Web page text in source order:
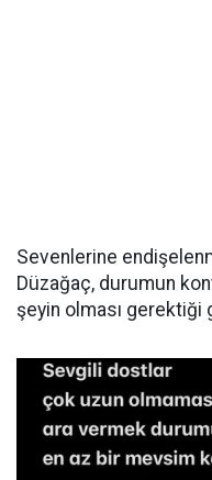
Sevenlerine
Düzağaç, durumun
şeyin olması